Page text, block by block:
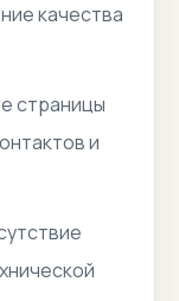
качества
страницы
и